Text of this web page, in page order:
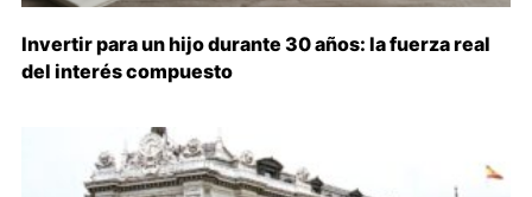
Invertir para un hijo durante 30 años: la fuerza real
del interés compuesto